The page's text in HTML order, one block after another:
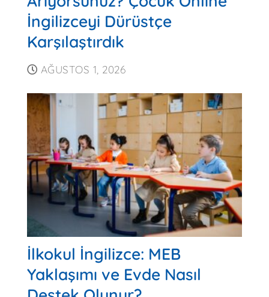
İngilizceyi Dürüstçe
Karşılaştırdık
AĞUSTOS 1, 2026
İlkokul İngilizce: MEB
Yaklaşımı ve Evde Nasıl